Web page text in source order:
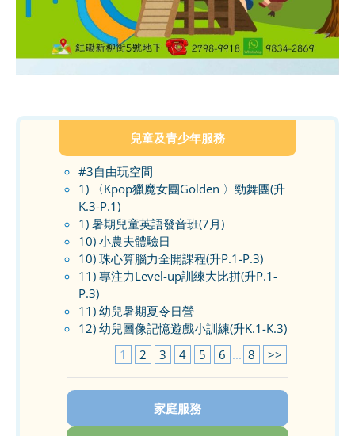
兒童及青少年服務
#3自由玩空間
1) 〈Kpop獵魔女團Golden 〉勁舞團(升
K.3-P.1)
1) 暑期兒童英語發音班(7月)
10) 小農夫體驗日
10) 珠心算腦力全開課程(升P.1-P.3)
11) 專注力Level-up訓練大比拼(升P.1-
P.3)
11) 幼兒暑期夏令日營
12) 幼兒圖像記憶遊戲小訓練(升K.1-K.3)
1
2 3 4 5 6 ... 8 >>
家庭服務